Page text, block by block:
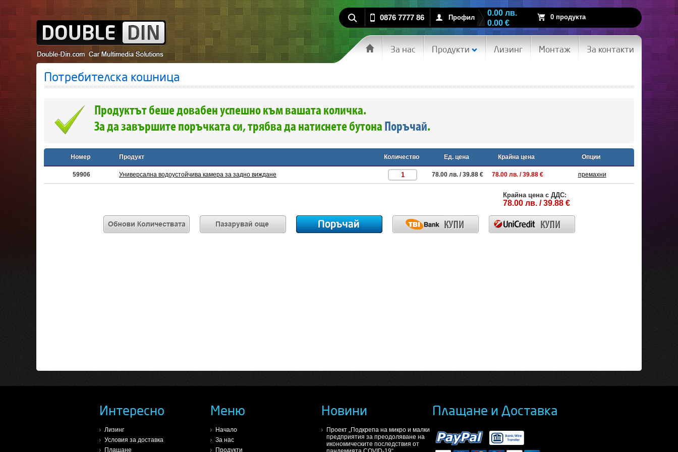
0876 7777 86 Профил 0 продукта
0.00 лв.
0.00 €
За нас Продукти Лизинг Монтаж За контакти
Потребителска кошница
Продуктът беше довабен успешно към вашата количка.
За да завършите поръчката си, трябва да натиснете бутона Поръчай.
Номер Продукт Количество Ед. цена Крайна цена Опции
59906 Универсална водоустойчива камера за задно виждане 78.00 лв. / 39.88 € 78.00 лв. / 39.88 € премахни
Крайна цена с ДДС:
78.00 лв. / 39.88 €
Интересно
Лизинг
Условия за доставка
Плащане
Меню
Начало
За нас
Продукти
Новини
Проект „Подкрепа на микро и малки
предприятия за преодоляване на
икономическите последствия от
Плащане и Доставка